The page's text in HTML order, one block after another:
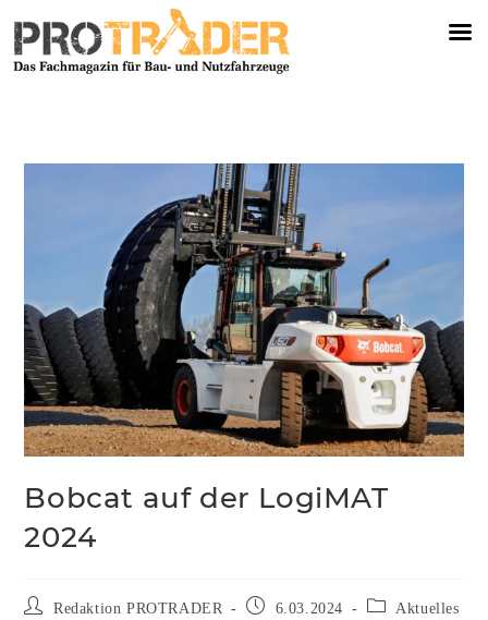
Bobcat auf der LogiMAT
2024
Redaktion PROTRADER 6.03.2024 Aktuelles